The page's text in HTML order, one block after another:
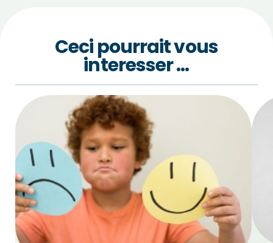
Ceci pourrait vous
interesser …